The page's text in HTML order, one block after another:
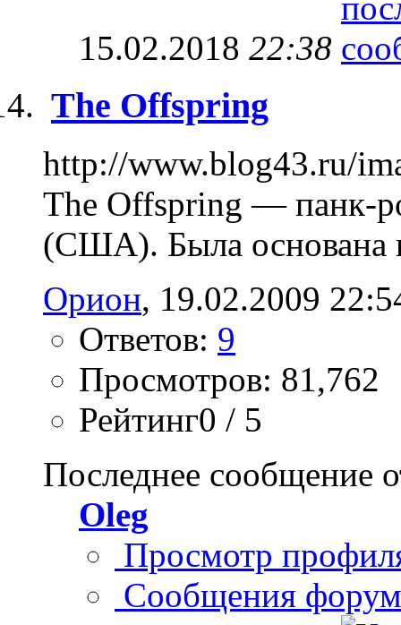
15.02.2018 22:38
The Offspring
http://www.blog43.ru/
The Offspring — панк-
(США). Была основана
Орион, 19.02.2009
Ответов: 9
Просмотров: 81,762
Рейтинг0 / 5
Последнее сообщение
Oleg
Просмотр
Сообщения